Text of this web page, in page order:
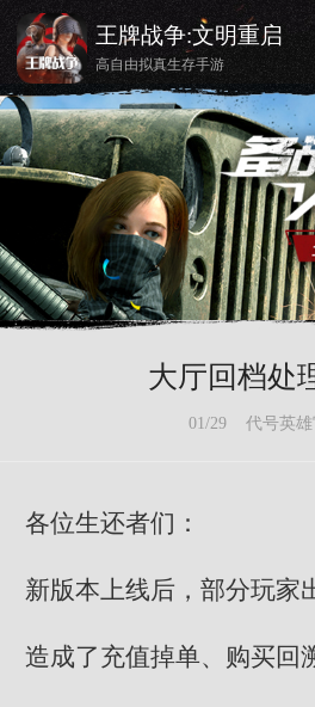
王牌战争:文明重启
高自由拟真生存手游
大厅回档处
01/29 代号英雄
各位生还者们：
新版本上线后，部分玩家
造成了充值掉单、购买回